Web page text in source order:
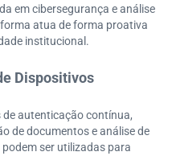
em cibersegurança e análise
atua de forma proativa
institucional.
Dispositivos
autenticação contínua,
de documentos e análise de
ser utilizadas para